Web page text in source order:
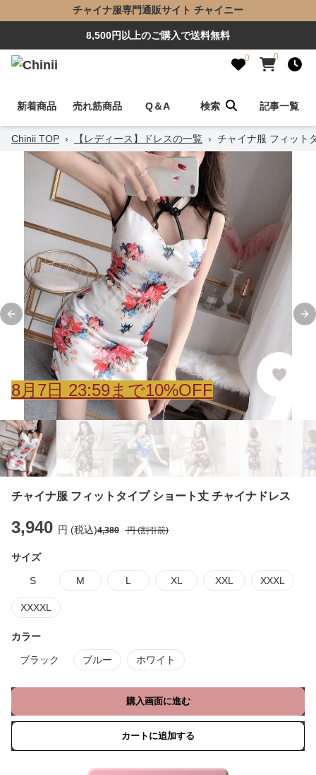
チャイナ服専門通販サイト チャイニー
8,500円以上のご購入で送料無料
0 0
新着商品 売れ筋商品 Q＆A 検索 記事一覧
Chinii TOP › 【レディース】ドレスの一覧 › チャイナ服 フィット
Previous slide
8月 7 日 23:59まで10%OFF
チャイナ服 フィットタイプ ショート丈 チャイナドレス
3,940 円 (税込)4,380 円 (割引前)
サイズ
S M L XL XXL XXXL
XXXXL
カラー
ブラック ブルー ホワイト
購入画面に進む
カートに追加する